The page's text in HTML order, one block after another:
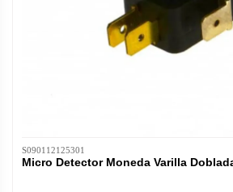
S090112125301
Micro Detector Moneda Varilla